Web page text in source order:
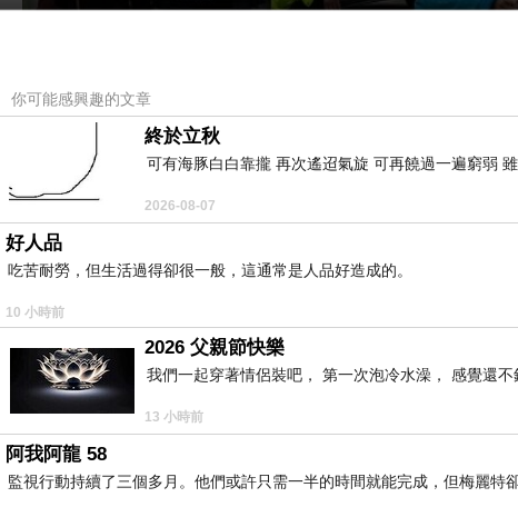
昨天與今天住家旁的市場攤位很多都沒開
日。一掌天一理地，崇拜和敬仰的緣故，與殺生許
拜天公
方，桌前又得繫上桌裙(現在為貪圖方便，一年到頭
五果代表五穀豐登
倒。
你可能感興趣的文章
終於立秋
可有海豚白白靠攏 再次遙迢氣旋 可再饒過一遍窮弱
2026-08-07
好人品
吃苦耐勞，但生活過得卻很一般，這通常是人品好造成的。
10 小時前
2026 父親節快樂
我們一起穿著情侶裝吧， 第一次泡冷水澡， 感覺還
13 小時前
阿我阿龍 58
監視行動持續了三個多月。他們或許只需一半的時間就能完成，但梅麗